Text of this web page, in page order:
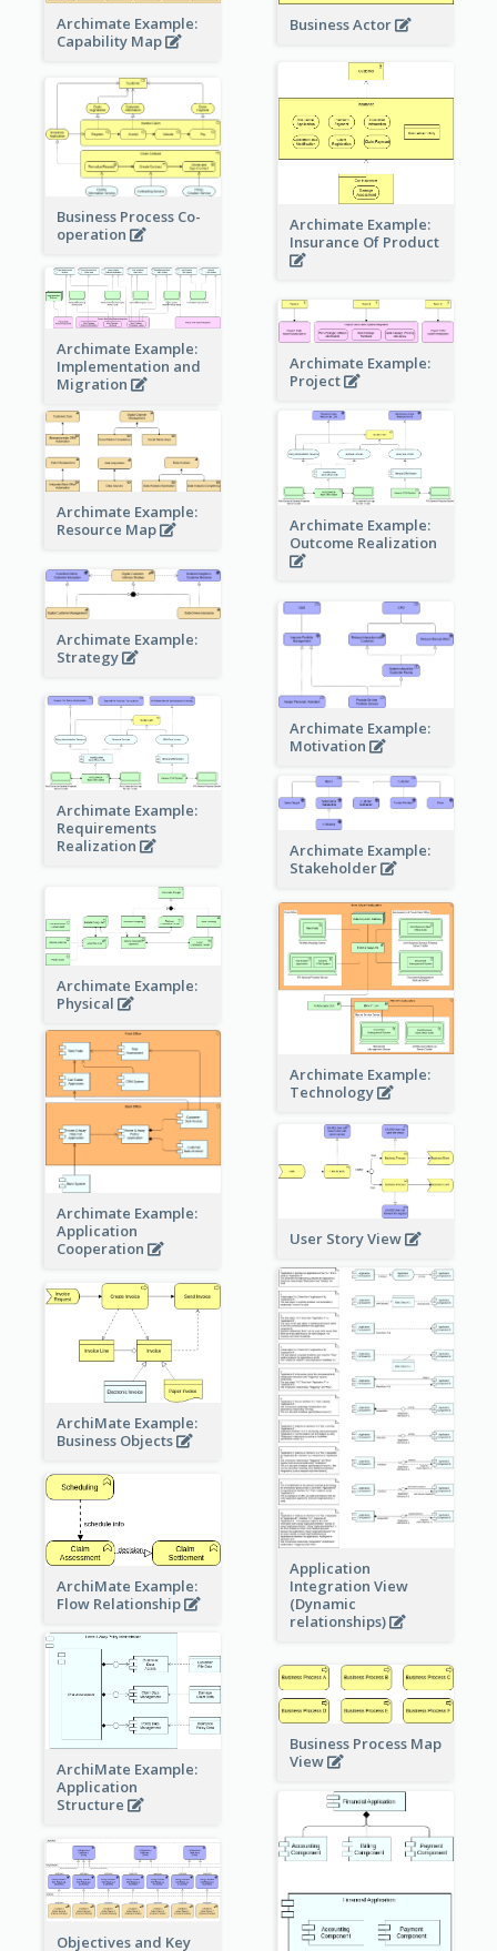
Business Actor
Archimate Example:
Capability Map
Archimate Example:
Insurance Of Product
Business Process Co-
operation
Archimate Example:
Implementation and
Migration
Archimate Example:
Project
Archimate Example:
Resource Map
Archimate Example:
Outcome Realization
Archimate Example:
Strategy
Archimate Example:
Motivation
Archimate Example:
Requirements
Realization
Archimate Example:
Stakeholder
Archimate Example:
Physical
Archimate Example:
Technology
Archimate Example:
Application
Cooperation
User Story View
Application
Integration View
(Dynamic
relationships)
ArchiMate Example:
Business Objects
ArchiMate Example:
Flow Relationship
ArchiMate Example:
Application
Structure
Business Process Map
View
Objectives and Key